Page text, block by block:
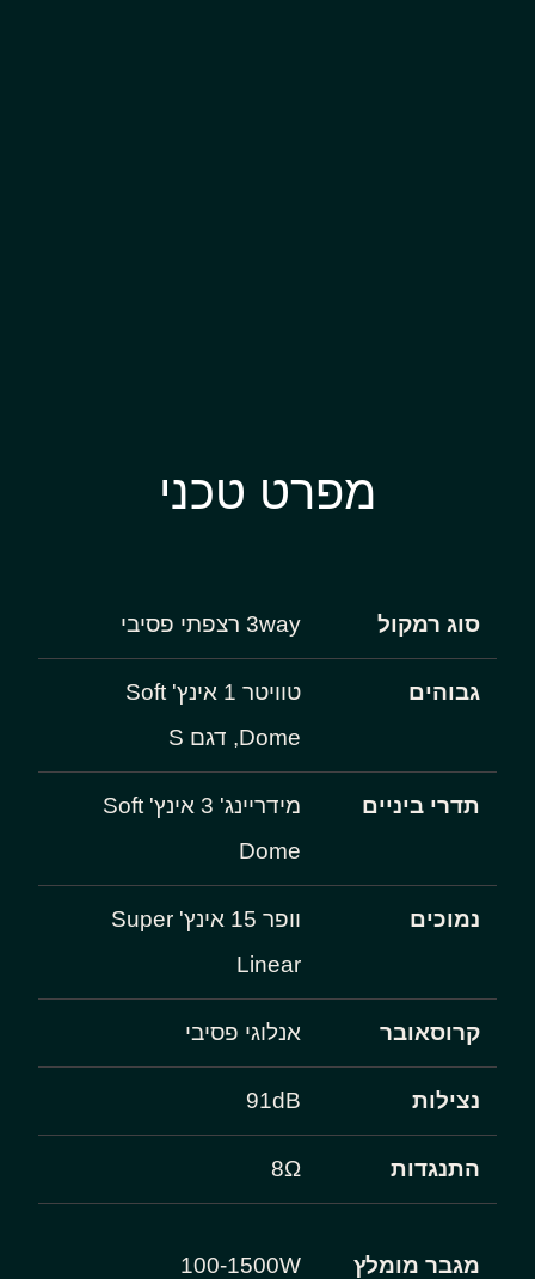
מפרט טכני
סוג רמקול 3way רצפתי פסיבי
גבוהים
טוויטר 1 אינץ' Soft
Dome, דגם S
תדרי ביניים
מידריינג' 3 אינץ' Soft
Dome
נמוכים
וופר 15 אינץ' Super
Linear
קרוסאובר אנלוגי פסיבי
נצילות 91dB
התנגדות 8Ω
מגבר מומלץ 100-1500W